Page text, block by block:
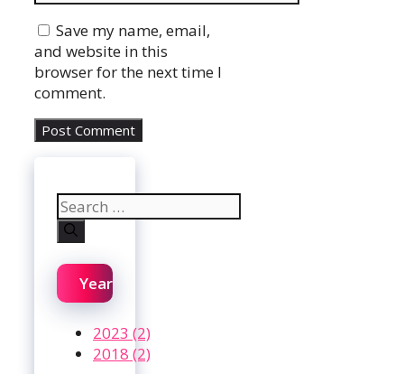
Save my name, email,
and website in this
browser for the next time I
comment.
Search
for:
Year
2023 (2)
2018 (2)